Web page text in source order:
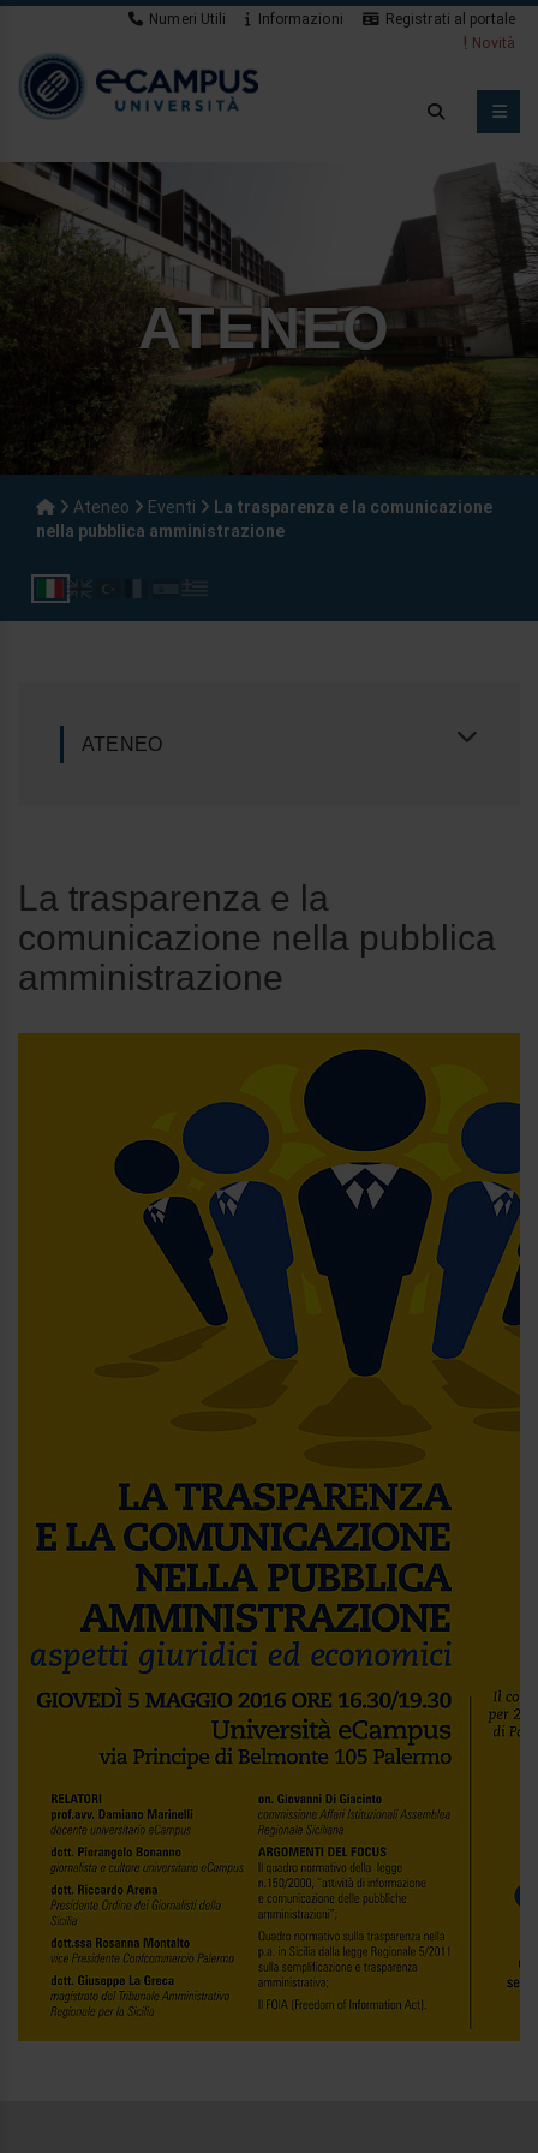
Numeri Utili Informazioni
Registrati al portale
Novità
ATENEO
Ateneo Eventi
La trasparenza e la comunicazione
nella pubblica amministrazione
ATENEO
La trasparenza e la
comunicazione nella pubblica
amministrazione